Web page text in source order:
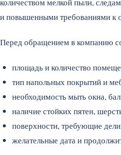
и повышенными требованиями к
Перед обращением в компанию
площадь и количество
тип напольных покрытий и
необходимость мыть окна,
наличие стойких пятен,
поверхности, требующие
желательные дата и